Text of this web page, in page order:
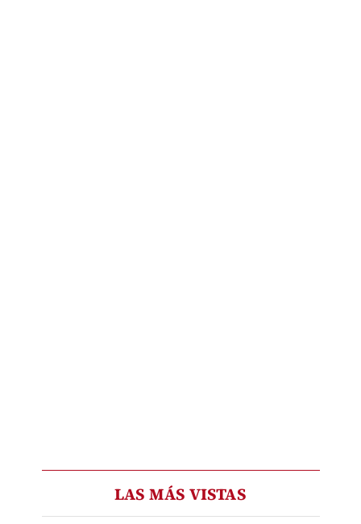
LAS MÁS VISTAS